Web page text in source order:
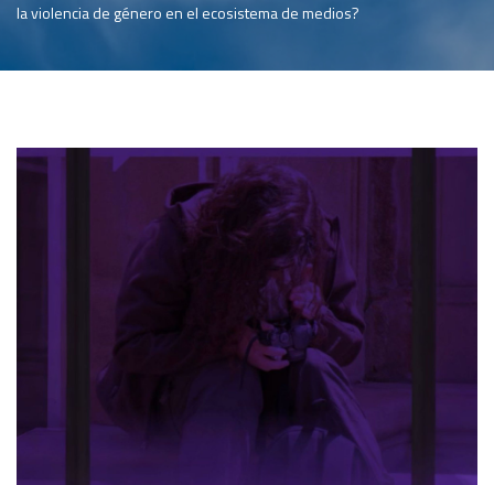
la violencia de género en el ecosistema de medios?